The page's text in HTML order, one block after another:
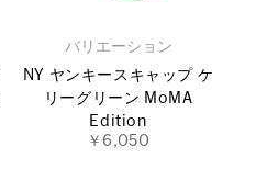
バリエーション
NY ヤンキースキャップ ケ
リーグリーン MoMA
Edition
￥6,050